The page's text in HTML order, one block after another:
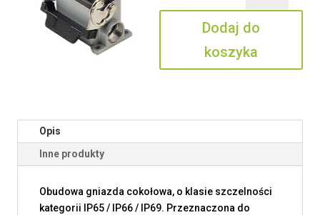
06
L25
Dodaj do
koszyka
Opis
Inne produkty
Obudowa gniazda cokołowa, o klasie szczelności
kategorii IP65 / IP66 / IP69. Przeznaczona do